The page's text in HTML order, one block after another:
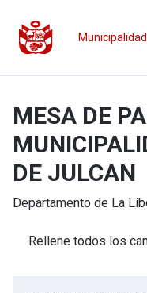
MESA DE
DE JULCAN
Departamento de La
Rellene todos los